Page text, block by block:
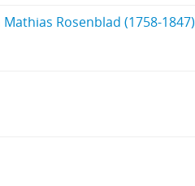
Rosenblad (1758-1847)